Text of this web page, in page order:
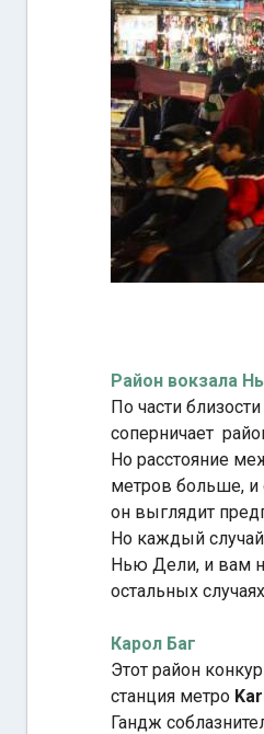
Район вокзала
По части
соперничает
Но расстояние
метров больше, и
он выглядит
Но каждый
Нью Дели, и вам
остальных
Карол Баг
Этот район
станция метро
Гандж